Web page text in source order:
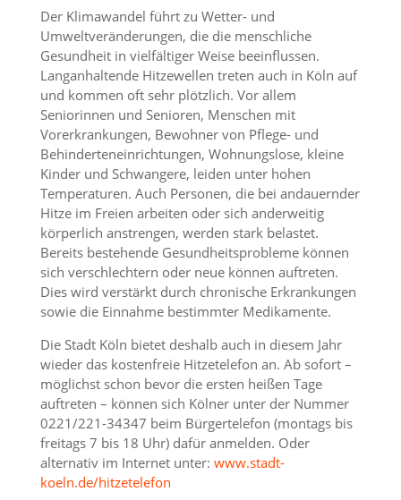
Der Klimawandel führt zu Wetter- und
Umweltveränderungen, die die menschliche
Gesundheit in vielfältiger Weise beeinflussen.
Langanhaltende Hitzewellen treten auch in Köln auf
und kommen oft sehr plötzlich. Vor allem
Seniorinnen und Senioren, Menschen mit
Vorerkrankungen, Bewohner von Pflege- und
Behinderteneinrichtungen, Wohnungslose, kleine
Kinder und Schwangere, leiden unter hohen
Temperaturen. Auch Personen, die bei andauernder
Hitze im Freien arbeiten oder sich anderweitig
körperlich anstrengen, werden stark belastet.
Bereits bestehende Gesundheitsprobleme können
sich verschlechtern oder neue können auftreten.
Dies wird verstärkt durch chronische Erkrankungen
sowie die Einnahme bestimmter Medikamente.
Die Stadt Köln bietet deshalb auch in diesem Jahr
wieder das kostenfreie Hitzetelefon an. Ab sofort –
möglichst schon bevor die ersten heißen Tage
auftreten – können sich Kölner unter der Nummer
0221/221-34347 beim Bürgertelefon (montags bis
freitags 7 bis 18 Uhr) dafür anmelden. Oder
alternativ im Internet unter: www.stadt-
koeln.de/hitzetelefon